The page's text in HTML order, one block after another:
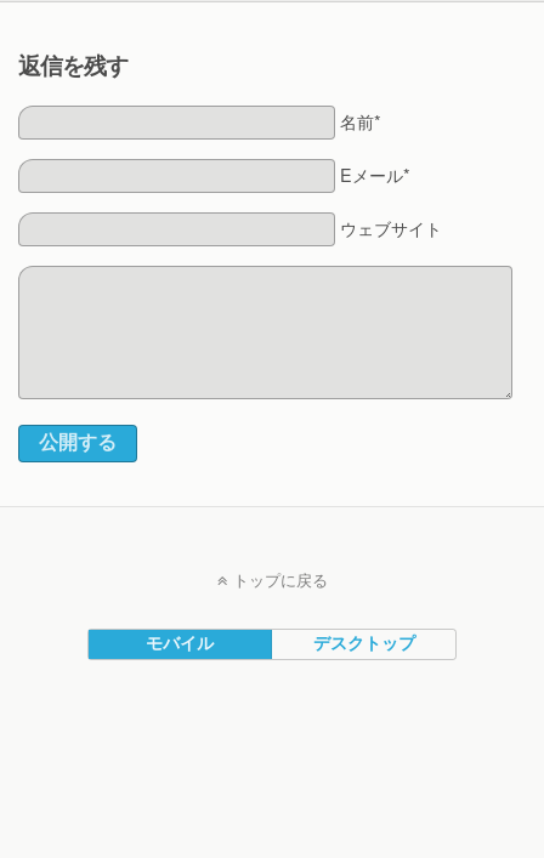
返信を残す
名前*
Eメール*
ウェブサイト
公開する
トップに戻る
モバイル デスクトップ